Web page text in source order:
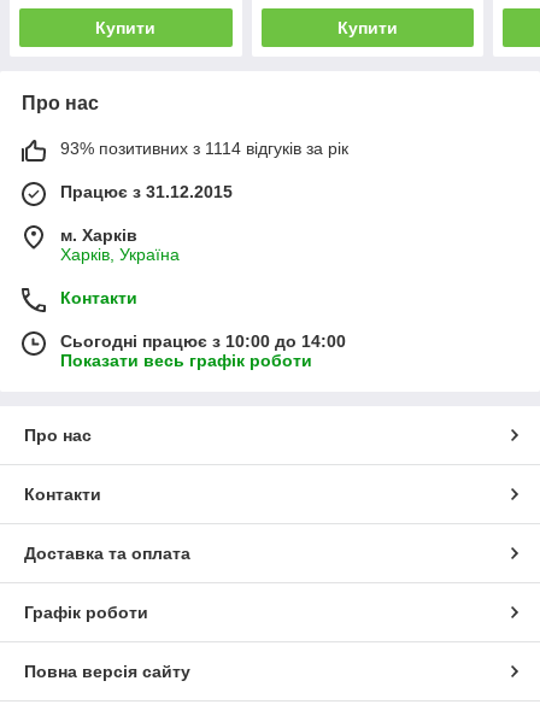
Купити Купити
Про нас
93% позитивних з 1114 відгуків за рік
Працює з 31.12.2015
м. Харків
Харків, Україна
Контакти
Сьогодні працює з 10:00 до 14:00
Показати весь графік роботи
Про нас
Контакти
Доставка та оплата
Графік роботи
Повна версія сайту